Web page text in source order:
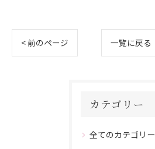
< 前のページ 一覧に戻る
カテゴリー
全てのカテゴリー